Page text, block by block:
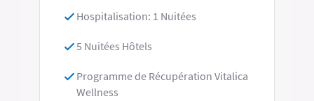
Hospitalisation: 1 Nuitées
5 Nuitées Hôtels
Programme de Récupération Vitalica
Wellness